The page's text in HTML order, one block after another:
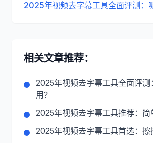
2025年视频去字幕工具全面评测：
相关文章推荐：
2025年视频去字幕工具全面评测
用？
2025年视频去字幕工具推荐：简
2025年视频去字幕工具首选：擦